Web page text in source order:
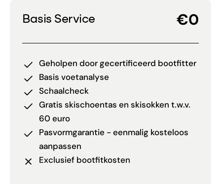
Basis Service €0
Geholpen door gecertificeerd bootfitter
Basis voetanalyse
Schaalcheck
Gratis skischoentas en skisokken t.w.v.
60 euro
Pasvormgarantie - eenmalig kosteloos
aanpassen
Exclusief bootfitkosten